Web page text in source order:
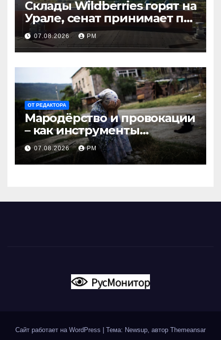
Склады Wildberries горят на
Урале, сенат принимает по
Грэму закон
07.08.2026 РМ
ОТ РЕДАКТОРА
Мародёрство и провокации
– как инструменты
современной политики
России
07.08.2026 РМ
Сайт работает на WordPress | Тема: Newsup, автор Themeansar